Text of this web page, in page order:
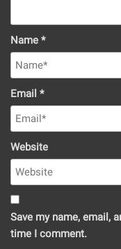
Name *
Email *
Website
Save my name, email,
time I comment.